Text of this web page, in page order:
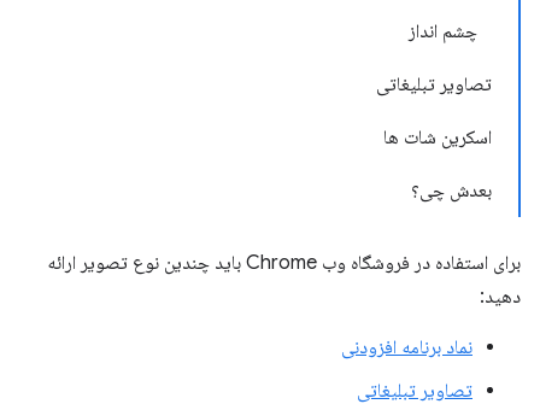
چشم انداز
تصاویر تبلیغاتی
اسکرین شات ها
بعدش چی؟
برای استفاده در فروشگاه وب Chrome باید چندین نوع تصویر ارائه
دهید:
نماد برنامه افزودنی
تصاویر تبلیغاتی